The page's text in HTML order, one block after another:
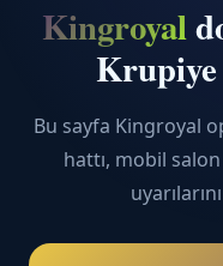
Kingroyal
Krupiye
Bu sayfa Kingroyal
hattı, mobil